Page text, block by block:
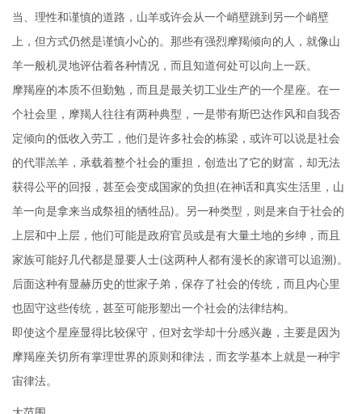
当、理性和谨慎的道路，山羊或许会从一个峭壁跳到另一个峭壁
上，但方式仍然是谨慎小心的。那些有强烈摩羯倾向的人，就像山
羊一般机灵地评估着各种情况，而且知道何处可以向上一跃。
摩羯座的本质不但勤勉，而且是最关切工业生产的一个星座。在一
个社会里，摩羯人往往有两种典型，一是带有斯巴达作风和自我否
定倾向的低收入劳工，他们是许多社会的栋梁，或许可以说是社会
的代罪羔羊，承载着整个社会的重担，创造出了它的财富，却无法
获得公平的回报，甚至会变成国家的负担(在神话和真实生活里，山
羊一向是拿来当成祭祖的牺牲品)。另一种类型，则是来自于社会的
上层和中上层，他们可能是政府官员或是有大量土地的乡绅，而且
家族可能好几代都是显要人士(这两种人都有漫长的家谱可以追溯)。
后面这种有显赫历史的世家子弟，保存了社会的传统，而且内心里
也固守这些传统，甚至可能形塑出一个社会的法律结构。
即使这个星座显得比较保守，但对玄学却十分感兴趣，主要是因为
摩羯座关切所有掌理世界的原则和律法，而玄学基本上就是一种宇
宙律法。